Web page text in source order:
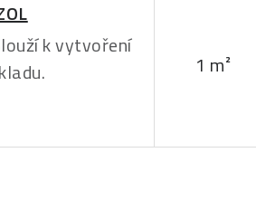
k vytvoření
1 m²